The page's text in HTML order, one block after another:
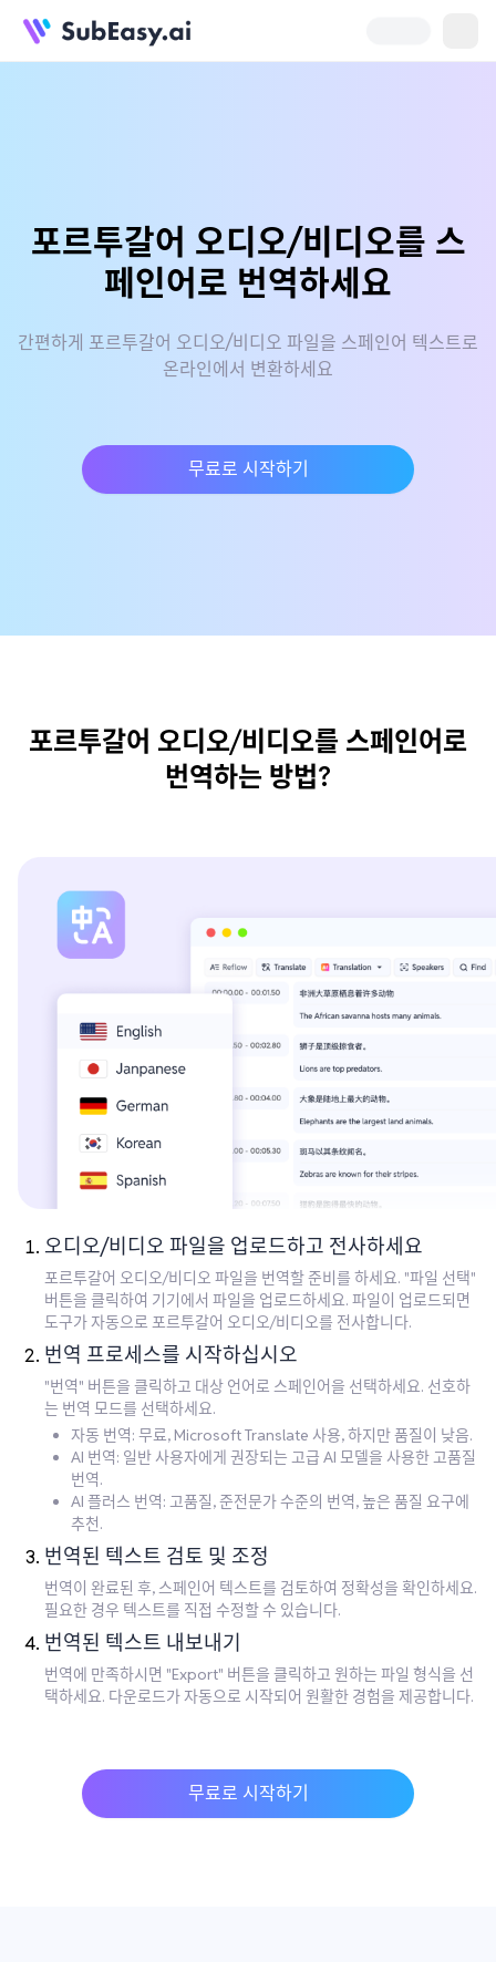
포르투갈어 오디오/비디오를 스
페인어로 번역하세요
간편하게 포르투갈어 오디오/비디오 파일을 스페인어 텍스트로
온라인에서 변환하세요
무료로 시작하기
포르투갈어 오디오/비디오를 스페인어로
번역하는 방법?
오디오/비디오 파일을 업로드하고 전사하세요
포르투갈어 오디오/비디오 파일을 번역할 준비를 하세요. "파일 선택"
버튼을 클릭하여 기기에서 파일을 업로드하세요. 파일이 업로드되면
도구가 자동으로 포르투갈어 오디오/비디오를 전사합니다.
번역 프로세스를 시작하십시오
"번역" 버튼을 클릭하고 대상 언어로 스페인어을 선택하세요. 선호하
는 번역 모드를 선택하세요.
자동 번역: 무료, Microsoft Translate 사용, 하지만 품질이 낮음.
AI 번역: 일반 사용자에게 권장되는 고급 AI 모델을 사용한 고품질
번역.
AI 플러스 번역: 고품질, 준전문가 수준의 번역, 높은 품질 요구에
추천.
번역된 텍스트 검토 및 조정
번역이 완료된 후, 스페인어 텍스트를 검토하여 정확성을 확인하세요.
필요한 경우 텍스트를 직접 수정할 수 있습니다.
번역된 텍스트 내보내기
번역에 만족하시면 "Export" 버튼을 클릭하고 원하는 파일 형식을 선
택하세요. 다운로드가 자동으로 시작되어 원활한 경험을 제공합니다.
무료로 시작하기